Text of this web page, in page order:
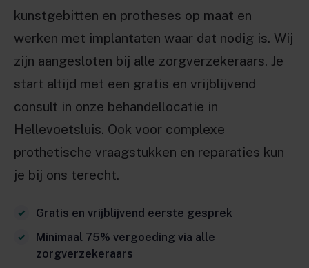
kunstgebitten en protheses op maat en
werken met implantaten waar dat nodig is. Wij
zijn aangesloten bij alle zorgverzekeraars. Je
start altijd met een gratis en vrijblijvend
consult in onze behandellocatie in
Hellevoetsluis. Ook voor complexe
prothetische vraagstukken en reparaties kun
je bij ons terecht.
Gratis en vrijblijvend eerste gesprek
Minimaal 75% vergoeding via alle
zorgverzekeraars